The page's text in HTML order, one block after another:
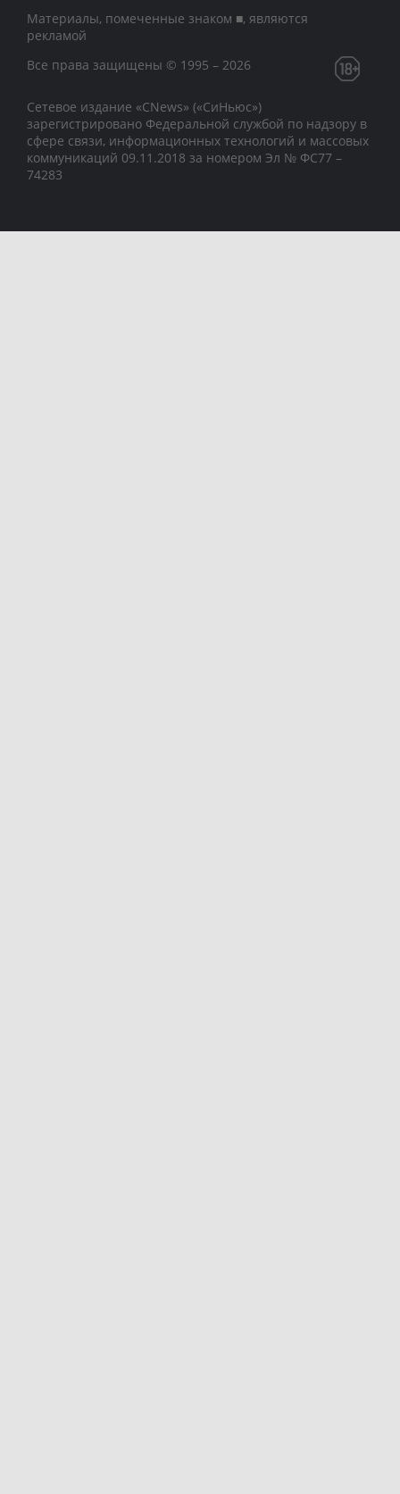
Материалы, помеченные знаком ■, являются
рекламой
Все права защищены © 1995 – 2026
Сетевое издание «CNews» («СиНьюс»)
зарегистрировано Федеральной службой по надзору в
сфере связи, информационных технологий и массовых
коммуникаций 09.11.2018 за номером Эл № ФС77 –
74283